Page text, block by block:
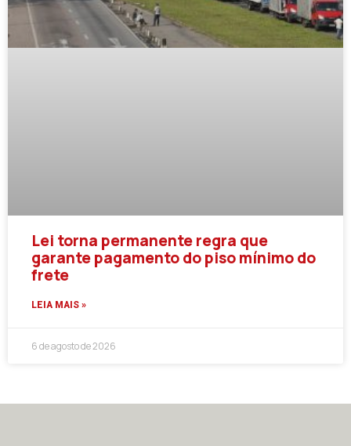
Lei torna permanente regra que
garante pagamento do piso mínimo do
frete
LEIA MAIS »
6 de agosto de 2026